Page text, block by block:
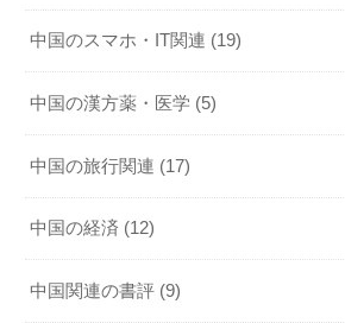
中国のスマホ・IT関連 (19)
中国の漢方薬・医学 (5)
中国の旅行関連 (17)
中国の経済 (12)
中国関連の書評 (9)